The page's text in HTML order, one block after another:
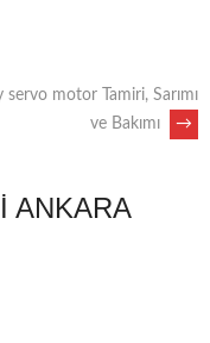
servo motor Tamiri, Sarımı
ve Bakımı
→
ANKARA